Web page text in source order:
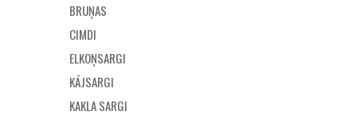
BRUŅAS
CIMDI
ELKOŅSARGI
KĀJSARGI
KAKLA SARGI